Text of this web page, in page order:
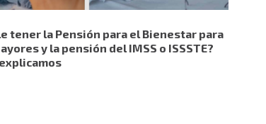
tener la Pensión para el Bienestar para
y la pensión del IMSS o ISSSTE?